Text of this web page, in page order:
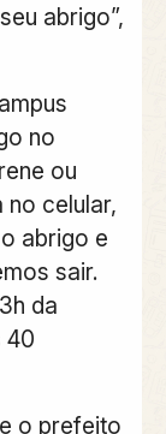
abrigo”,
no
ou
celular,
abrigo e
sair.
da
40
o prefeito